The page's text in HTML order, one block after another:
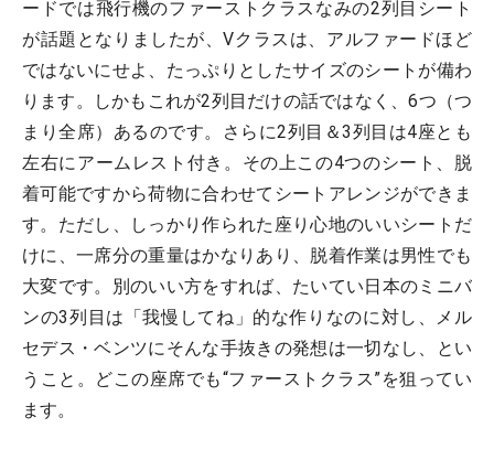
ードでは飛行機のファーストクラスなみの2列目シート
が話題となりましたが、Vクラスは、アルファードほど
ではないにせよ、たっぷりとしたサイズのシートが備わ
ります。しかもこれが2列目だけの話ではなく、6つ（つ
まり全席）あるのです。さらに2列目＆3列目は4座とも
左右にアームレスト付き。その上この4つのシート、脱
着可能ですから荷物に合わせてシートアレンジができま
す。ただし、しっかり作られた座り心地のいいシートだ
けに、一席分の重量はかなりあり、脱着作業は男性でも
大変です。別のいい方をすれば、たいてい日本のミニバ
ンの3列目は「我慢してね」的な作りなのに対し、メル
セデス・ベンツにそんな手抜きの発想は一切なし、とい
うこと。どこの座席でも“ファーストクラス”を狙ってい
ます。